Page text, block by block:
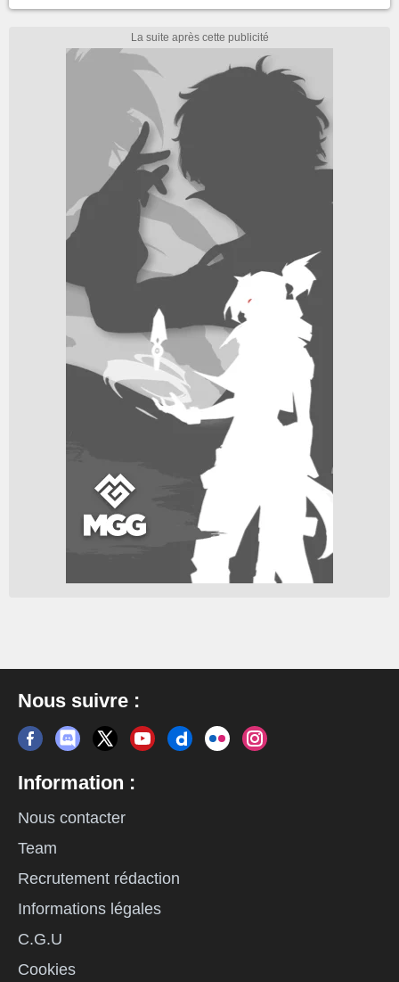
Nous suivre :
Information :
Nous contacter
Team
Recrutement rédaction
Informations légales
C.G.U
Cookies